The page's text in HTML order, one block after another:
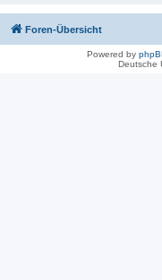
Foren-Übersicht
Powered by
Deutsche